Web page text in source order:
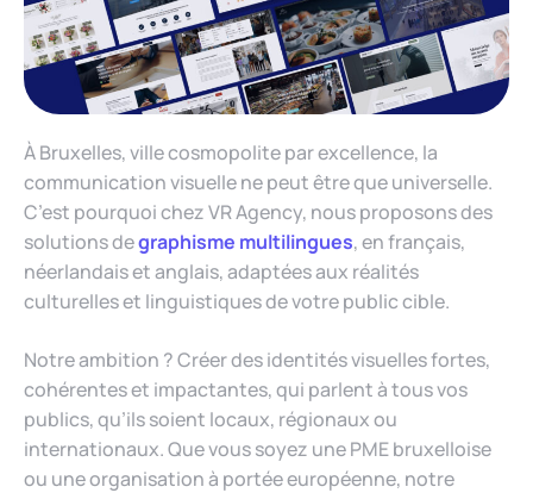
À Bruxelles, ville cosmopolite par excellence, la
communication visuelle ne peut être que universelle.
C’est pourquoi chez VR Agency, nous proposons des
solutions degraphisme multilingues, en français,
néerlandais et anglais, adaptées aux réalités
culturelles et linguistiques de votre public cible.
Notre ambition ? Créer des identités visuelles fortes,
cohérentes et impactantes, qui parlent à tous vos
publics, qu’ils soient locaux, régionaux ou
internationaux. Que vous soyez une PME bruxelloise
ou une organisation à portée européenne, notre